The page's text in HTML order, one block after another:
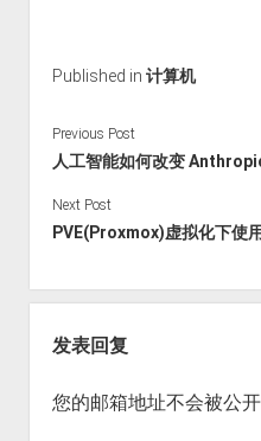
Published in 计算机
Previous Post
人工智能如何改变
Next Post
PVE(Proxmox)虚拟化下使
发表回复
您的邮箱地址不会被公开